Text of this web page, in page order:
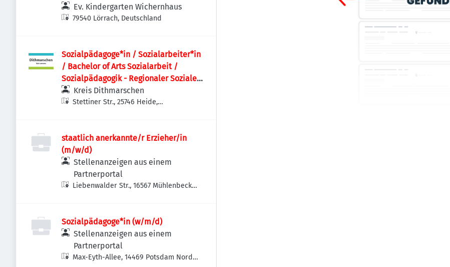
Ev. Kindergarten Wichernhaus
79540 Lörrach, Deutschland
Sozialpädagoge*in / Sozialarbeiter*in
/ Bachelor of Arts Sozialarbeit /
Sozialpädagogik - Regionaler Sozialer
DienstKreis Dithmarschen
Stettiner Str., 25746 Heide,
staatlich anerkannte/r Erzieher/in
(m/w/d)
Stellenanzeigen aus einem
Partnerportal
Liebenwalder Str., 16567 Mühlenbecker
Sozialpädagoge*in (w/m/d)
Stellenanzeigen aus einem
Partnerportal
Max-Eyth-Allee, 14469 Potsdam Nord,